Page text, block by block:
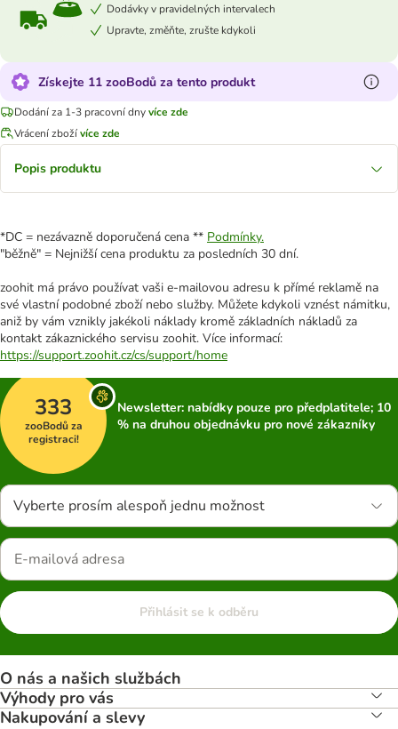
Dodávky v pravidelných intervalech
Upravte, změňte, zrušte kdykoli
Získejte 11 zooBodů za tento produkt
Dodání za 1-3 pracovní dnyvíce zde
Vrácení zbožívíce zde
Popis produktu
*DC = nezávazně doporučená cena ** Podmínky.
"běžně" = Nejnižší cena produktu za posledních 30 dní.
zoohit má právo používat vaši e-mailovou adresu k přímé reklamě na
své vlastní podobné zboží nebo služby. Můžete kdykoli vznést námitku,
aniž by vám vznikly jakékoli náklady kromě základních nákladů za
kontakt zákaznického servisu zoohit. Více informací:
https://support.zoohit.cz/cs/support/home
333
zooBodů za
registraci!
Newsletter: nabídky pouze pro předplatitele; 10
% na druhou objednávku pro nové zákazníky
Vyberte prosím alespoň jednu možnost
Přihlásit se k odběru
O nás a našich službách
Výhody pro vás
Nakupování a slevy